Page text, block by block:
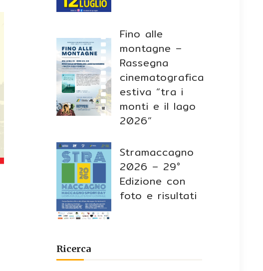
Fino alle
montagne –
Rassegna
cinematografica
estiva “tra i
monti e il lago
2026”
Stramaccagno
2026 – 29°
Edizione con
foto e risultati
Ricerca